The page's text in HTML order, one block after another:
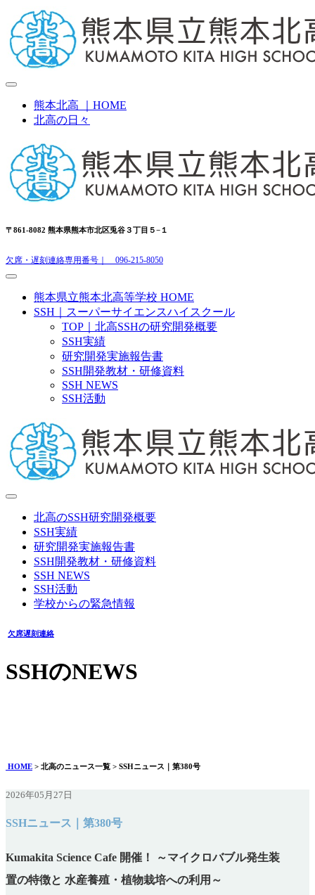
熊本北高 ｜HOME
北高の日々
〒861-8082 熊本県熊本市北区兎谷３丁目５−１
欠席・遅刻連絡専用番号｜ 096-215-8050
熊本県立熊本北高等学校 HOME
SSH｜スーパーサイエンスハイスクール
TOP｜北高SSHの研究開発概要
SSH実績
研究開発実施報告書
SSH開発教材・研修資料
SSH NEWS
SSH活動
北高のSSH研究開発概要
SSH実績
研究開発実施報告書
SSH開発教材・研修資料
SSH NEWS
SSH活動
学校からの緊急情報
欠席遅刻連絡
SSHのNEWS
HOME > 北高のニュース一覧 > SSHニュース｜第380号
2026年05月27日
SSHニュース｜第380号
Kumakita Science Cafe 開催！ ～マイクロバブル発生装
置の特徴と 水産養殖・植物栽培への利用～